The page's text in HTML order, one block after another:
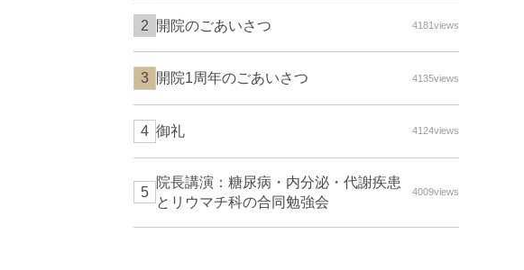
開院のごあいさつ 4181views
開院1周年のごあいさつ 4135views
御礼 4124views
院長講演：糖尿病・内分泌・代謝疾患
とリウマチ科の合同勉強会
4009views